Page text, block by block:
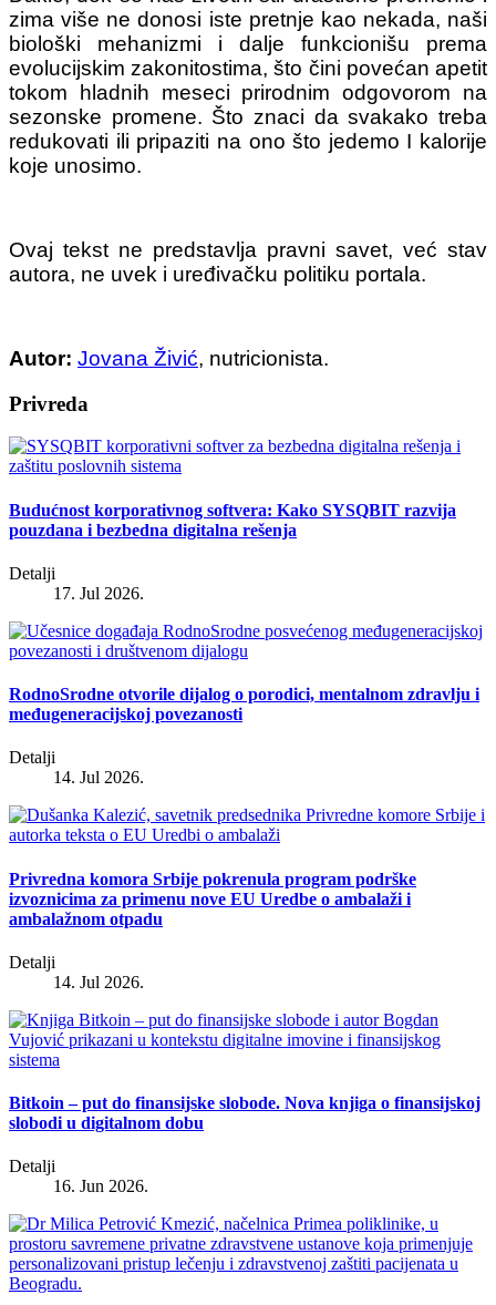
zima više ne donosi iste pretnje kao nekada, naši
biološki mehanizmi i dalje funkcionišu prema
evolucijskim zakonitostima, što čini povećan apetit
tokom hladnih meseci prirodnim odgovorom na
sezonske promene. Što znaci da svakako treba
redukovati ili pripaziti na ono što jedemo I kalorije
koje unosimo.
Ovaj tekst ne predstavlja pravni savet, već stav
autora, ne uvek i uređivačku politiku portala.
Autor: Jovana Živić, nutricionista.
Privreda
Budućnost korporativnog softvera: Kako SYSQBIT razvija
pouzdana i bezbedna digitalna rešenja
Detalji
17. Jul 2026.
RodnoSrodne otvorile dijalog o porodici, mentalnom zdravlju i
međugeneracijskoj povezanosti
Detalji
14. Jul 2026.
Privredna komora Srbije pokrenula program podrške
izvoznicima za primenu nove EU Uredbe o ambalaži i
ambalažnom otpadu
Detalji
14. Jul 2026.
Bitkoin – put do finansijske slobode. Nova knjiga o finansijskoj
slobodi u digitalnom dobu
Detalji
16. Jun 2026.